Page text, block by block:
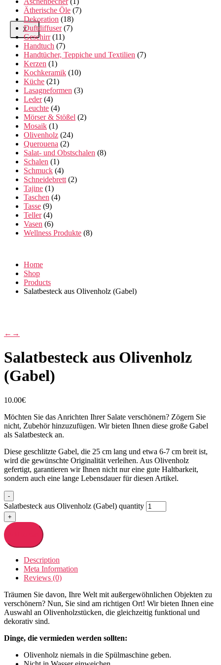
X
Ätherische Öle (7)
Dekoration (18)
Duftdiffuser (7)
Geschirr (11)
Handtuch (7)
Handtücher, Teppiche und Textilien (7)
Kerzen (1)
Kochkeramik (10)
Küche (21)
Lasagneformen (3)
Leder (4)
Leuchte (4)
Mörser & Stößel (2)
Mosaik (1)
Olivenholz (24)
Querouena (2)
Salat- und Obstschalen (8)
Schalen (1)
Schmuck (4)
Schneidebrett (2)
Tajine (1)
Taschen (4)
Tasse (9)
Teller (4)
Vasen (6)
Wellness Produkte (8)
Home
Shop
Products
Salatbesteck aus Olivenholz (Gabel)
← →
Salatbesteck aus Olivenholz
(Gabel)
10.00€
Möchten Sie das Anrichten Ihrer Salate verschönern? Zögern Sie
nicht, Zubehör hinzuzufügen. Wir bieten Ihnen diese große Gabel
als Salatbesteck an.
Diese geschlitzte Gabel, die 25 cm lang und etwa 6-7 cm breit ist,
wird die gewünschte Originalität verleihen. Aus Olivenholz
gefertigt, garantieren wir Ihnen nicht nur eine gute Haltbarkeit,
sondern auch eine lange Lebensdauer für diesen Artikel.
-
Salatbesteck aus Olivenholz (Gabel) quantity
+
Description
Meta Information
Reviews (0)
Träumen Sie davon, Ihre Welt mit außergewöhnlichen Objekten zu
verschönern? Nun, Sie sind am richtigen Ort! Wir bieten Ihnen eine
Auswahl an Olivenholzstücken, die gleichzeitig funktional und
dekorativ sind.
Dinge, die vermieden werden sollten:
Olivenholz niemals in die Spülmaschine geben.